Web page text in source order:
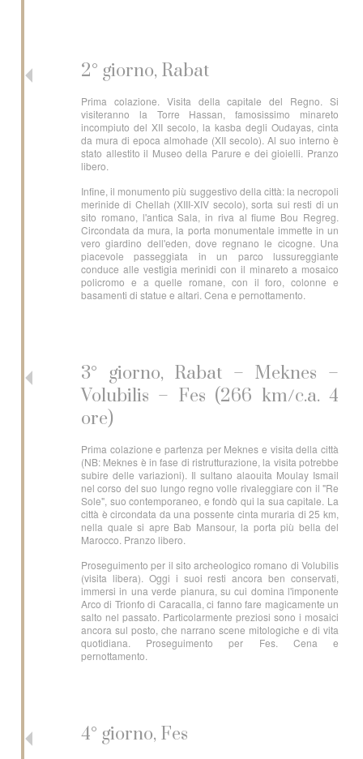
2° giorno, Rabat
Prima colazione. Visita della capitale del Regno. Si
visiteranno la Torre Hassan, famosissimo minareto
incompiuto del XII secolo, la kasba degli Oudayas, cinta
da mura di epoca almohade (XII secolo). Al suo interno è
stato allestito il Museo della Parure e dei gioielli. Pranzo
libero.
Infine, il monumento più suggestivo della città: la necropoli
merinide di Chellah (XIII-XIV secolo), sorta sui resti di un
sito romano, l'antica Sala, in riva al fiume Bou Regreg.
Circondata da mura, la porta monumentale immette in un
vero giardino dell'eden, dove regnano le cicogne. Una
piacevole passeggiata in un parco lussureggiante
conduce alle vestigia merinidi con il minareto a mosaico
policromo e a quelle romane, con il foro, colonne e
basamenti di statue e altari. Cena e pernottamento.
3° giorno, Rabat – Meknes –
Volubilis – Fes (266 km/c.a. 4
ore)
Prima colazione e partenza per Meknes e visita della città
(NB: Meknes è in fase di ristrutturazione, la visita potrebbe
subire delle variazioni). Il sultano alaouita Moulay Ismail
nel corso del suo lungo regno volle rivaleggiare con il "Re
Sole", suo contemporaneo, e fondò qui la sua capitale. La
città è circondata da una possente cinta muraria di 25 km,
nella quale si apre Bab Mansour, la porta più bella del
Marocco. Pranzo libero.
Proseguimento per il sito archeologico romano di Volubilis
(visita libera). Oggi i suoi resti ancora ben conservati,
immersi in una verde pianura, su cui domina l'imponente
Arco di Trionfo di Caracalla, ci fanno fare magicamente un
salto nel passato. Particolarmente preziosi sono i mosaici
ancora sul posto, che narrano scene mitologiche e di vita
quotidiana. Proseguimento per Fes. Cena e
pernottamento.
4° giorno, Fes